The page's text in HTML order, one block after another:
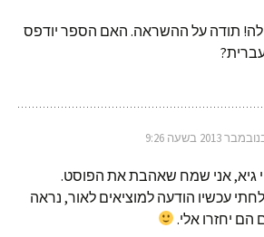
תודה על ההשראה. האם הספר יודפס
גיא, אני שמח שאהבת את הפוסט.
עכשיו הודעה למוציאים לאור, נראה
הם יחזרו אלי.